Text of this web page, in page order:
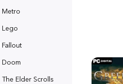
Metro
Lego
Fallout
Doom
The Elder Scrolls